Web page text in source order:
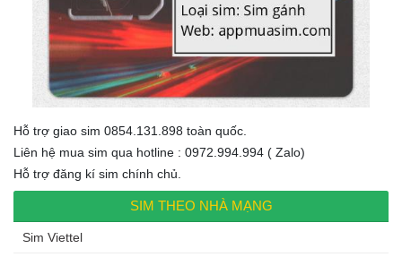
Hỗ trợ giao sim 0854.131.898 toàn quốc.
Liên hệ mua sim qua hotline : 0972.994.994 ( Zalo)
Hỗ trợ đăng kí sim chính chủ.
SIM THEO NHÀ MẠNG
Sim Viettel